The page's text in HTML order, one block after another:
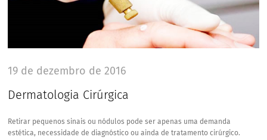
19 de dezembro de 2016
Dermatologia Cirúrgica
Retirar pequenos sinais ou nódulos pode ser apenas uma demanda
estética, necessidade de diagnóstico ou ainda de tratamento cirúrgico.